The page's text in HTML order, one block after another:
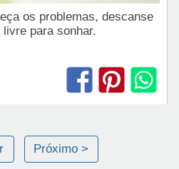
os problemas, descanse
para sonhar.
Próximo >